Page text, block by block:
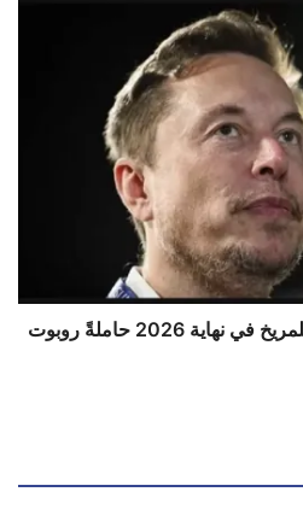
ماسك: ستارشيب ستنطلق للمريخ في نهاية 2026 حاملةً روبوت